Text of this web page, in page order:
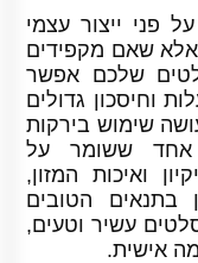
פני ייצור עצמי
שאם מקפידים
שלכם אפשר
וחיסכון גדולים
שימוש בירקות
אחד ששומר על
ואיכות המזון,
בתנאים הטובים
עשיר וטעים,
אישית.